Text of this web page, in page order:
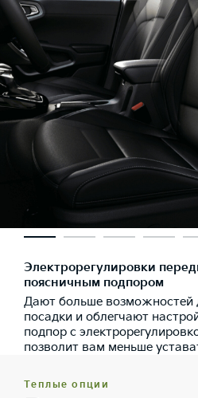
Электрорегулировки
поясничным подпором
Дают больше возможностей
посадки и облегчают
подпор с
позволит вам меньше
Теплые опции